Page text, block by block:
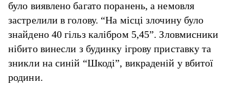
було виявлено багато поранень, а немовля
застрелили в голову. “На місці злочину було
знайдено 40 гільз калібром 5,45”. Зловмисники
нібито винесли з будинку ігрову приставку та
зникли на синій “Шкоді”, викраденій у вбитої
родини.